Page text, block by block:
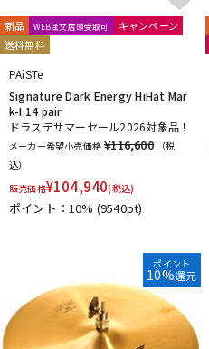
新品 WEB注文店頭受取可
キャンペーン
送料無料
PAiSTe
Signature Dark Energy HiHat Mar
k-I 14 pair
ドラステサマーセール2026対象品！
メーカー希望小売価格 ¥116,600
（税
込）
販売価格¥104,940(税込)
ポイント：10% (9540pt)
ポイント
10%還元